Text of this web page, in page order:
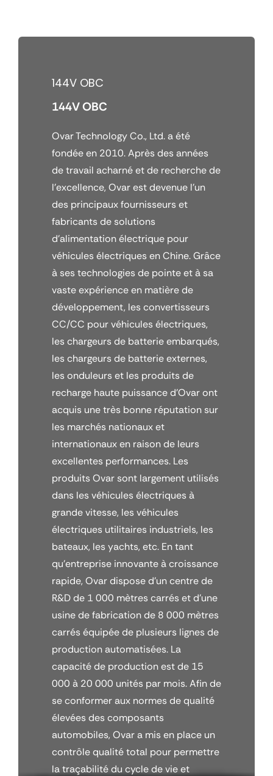
contenu
144V OBC
144V OBC
Ovar Technology Co., Ltd. a été
fondée en 2010. Après des années
de travail acharné et de recherche de
l'excellence, Ovar est devenue l'un
des principaux fournisseurs et
fabricants de solutions
d'alimentation électrique pour
véhicules électriques en Chine. Grâce
à ses technologies de pointe et à sa
vaste expérience en matière de
développement, les convertisseurs
CC/CC pour véhicules électriques,
les chargeurs de batterie embarqués,
les chargeurs de batterie externes,
les onduleurs et les produits de
recharge haute puissance d'Ovar ont
acquis une très bonne réputation sur
les marchés nationaux et
internationaux en raison de leurs
excellentes performances. Les
produits Ovar sont largement utilisés
dans les véhicules électriques à
grande vitesse, les véhicules
électriques utilitaires industriels, les
bateaux, les yachts, etc. En tant
qu'entreprise innovante à croissance
rapide, Ovar dispose d'un centre de
R&D de 1 000 mètres carrés et d'une
usine de fabrication de 8 000 mètres
carrés équipée de plusieurs lignes de
production automatisées. La
capacité de production est de 15
000 à 20 000 unités par mois. Afin de
se conformer aux normes de qualité
élevées des composants
automobiles, Ovar a mis en place un
contrôle qualité total pour permettre
la traçabilité du cycle de vie et